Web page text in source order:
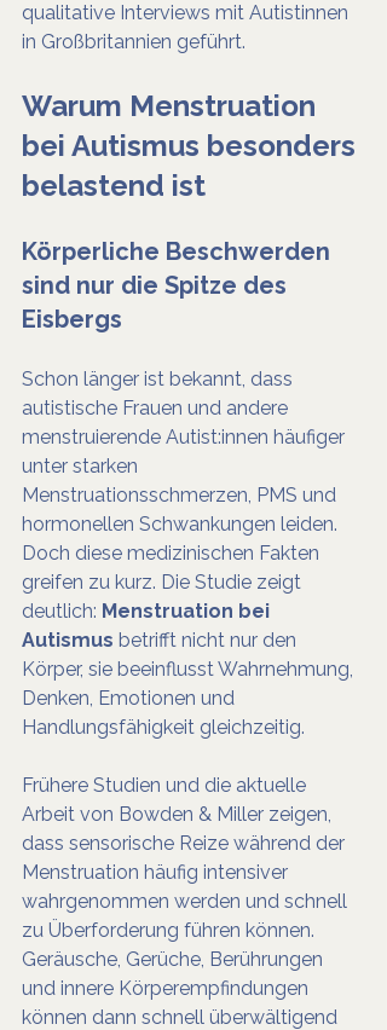
qualitative Interviews mit Autistinnen
in Großbritannien geführt.
Warum Menstruation
bei Autismus besonders
belastend ist
Körperliche Beschwerden
sind nur die Spitze des
Eisbergs
Schon länger ist bekannt, dass
autistische Frauen und andere
menstruierende Autist:innen häufiger
unter starken
Menstruationsschmerzen, PMS und
hormonellen Schwankungen leiden.
Doch diese medizinischen Fakten
greifen zu kurz. Die Studie zeigt
deutlich: Menstruation bei
Autismus betrifft nicht nur den
Körper, sie beeinflusst Wahrnehmung,
Denken, Emotionen und
Handlungsfähigkeit gleichzeitig.
Frühere Studien und die aktuelle
Arbeit von Bowden & Miller zeigen,
dass sensorische Reize während der
Menstruation häufig intensiver
wahrgenommen werden und schnell
zu Überforderung führen können.
Geräusche, Gerüche, Berührungen
und innere Körperempfindungen
können dann schnell überwältigend